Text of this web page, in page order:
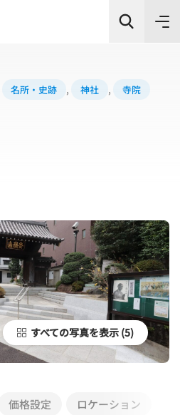
検索
, 名所・史跡 , 神社 ,
すべての写真を表示
価格設定 ロケーション